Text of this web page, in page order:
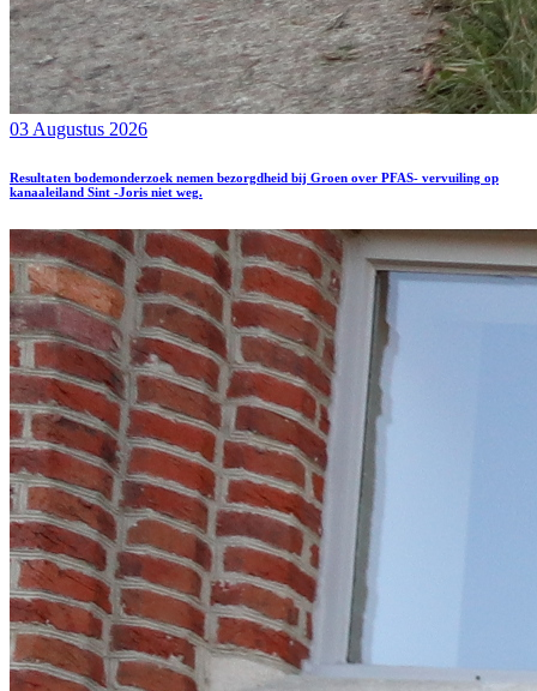
03 Augustus 2026
Resultaten bodemonderzoek nemen bezorgdheid bij Groen over PFAS- vervuiling op
kanaaleiland Sint -Joris niet weg.